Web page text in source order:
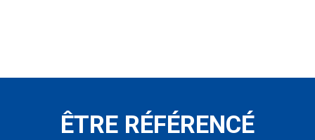
ÊTRE RÉFÉRENCÉ